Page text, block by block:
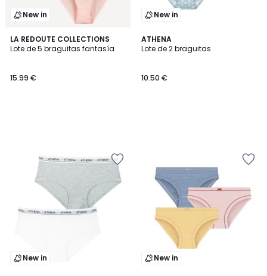
New in
LA REDOUTE COLLECTIONS
Lote de 5 braguitas fantasía
15.99 €
New in
ATHENA
Lote de 2 braguitas
10.50 €
New in New in